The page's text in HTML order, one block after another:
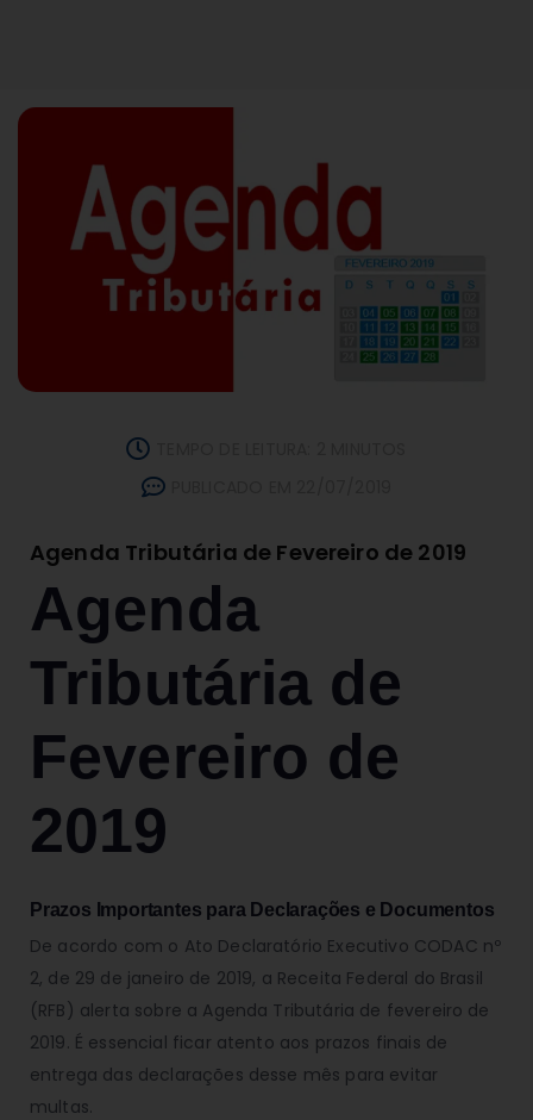
Agenda Tributária de Fevereiro de 2019
Agenda
Tributária de
Fevereiro de
2019
Prazos Importantes para Declarações e Documentos
De acordo com o Ato Declaratório Executivo CODAC nº
2, de 29 de janeiro de 2019, a Receita Federal do Brasil
(RFB) alerta sobre a Agenda Tributária de fevereiro de
2019. É essencial ficar atento aos prazos finais de
entrega das declarações desse mês para evitar
multas.